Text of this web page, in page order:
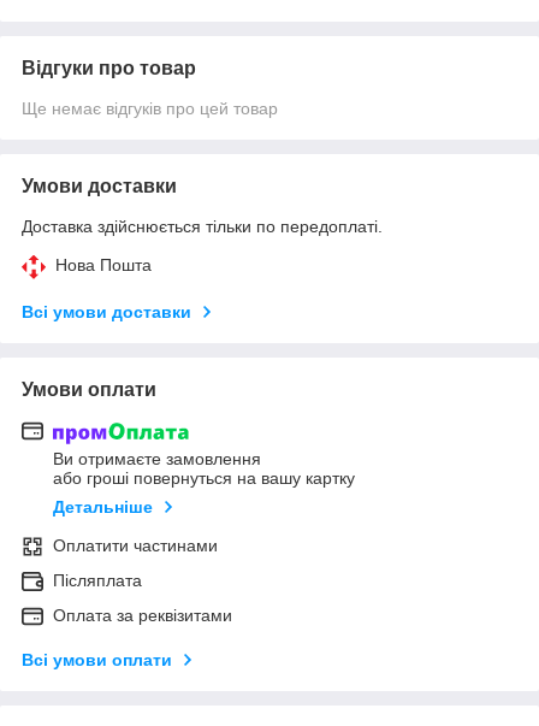
Відгуки про товар
Ще немає відгуків про цей товар
Умови доставки
Доставка здійснюється тільки по передоплаті.
Нова Пошта
Всі умови доставки
Умови оплати
Ви отримаєте замовлення
або гроші повернуться на вашу картку
Детальніше
Оплатити частинами
Післяплата
Оплата за реквізитами
Всі умови оплати